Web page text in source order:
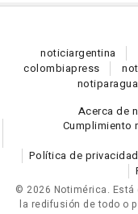
noticiargentina
colombiapress
noti
Acerca de
Cumplimiento
Política de privacidad
© 2026 Notimérica.
la redifusión de todo o